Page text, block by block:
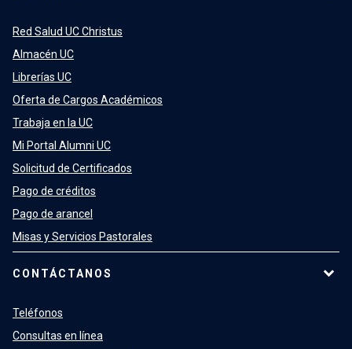
Red Salud UC Christus
Almacén UC
Librerías UC
Oferta de Cargos Académicos
Trabaja en la UC
Mi Portal Alumni UC
Solicitud de Certificados
Pago de créditos
Pago de arancel
Misas y Servicios Pastorales
CONTÁCTANOS
Teléfonos
Consultas en línea